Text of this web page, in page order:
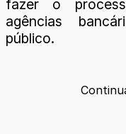
fazer o
agências
público.